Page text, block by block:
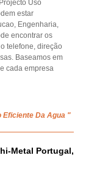
Uso
estar
Engenharia,
encontrar os
telefone, direção
Baseamos em
cada empresa
Da Agua "
Metal Portugal,